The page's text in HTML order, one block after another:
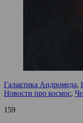
Галактика Андромеда,
Новости про космос,
159